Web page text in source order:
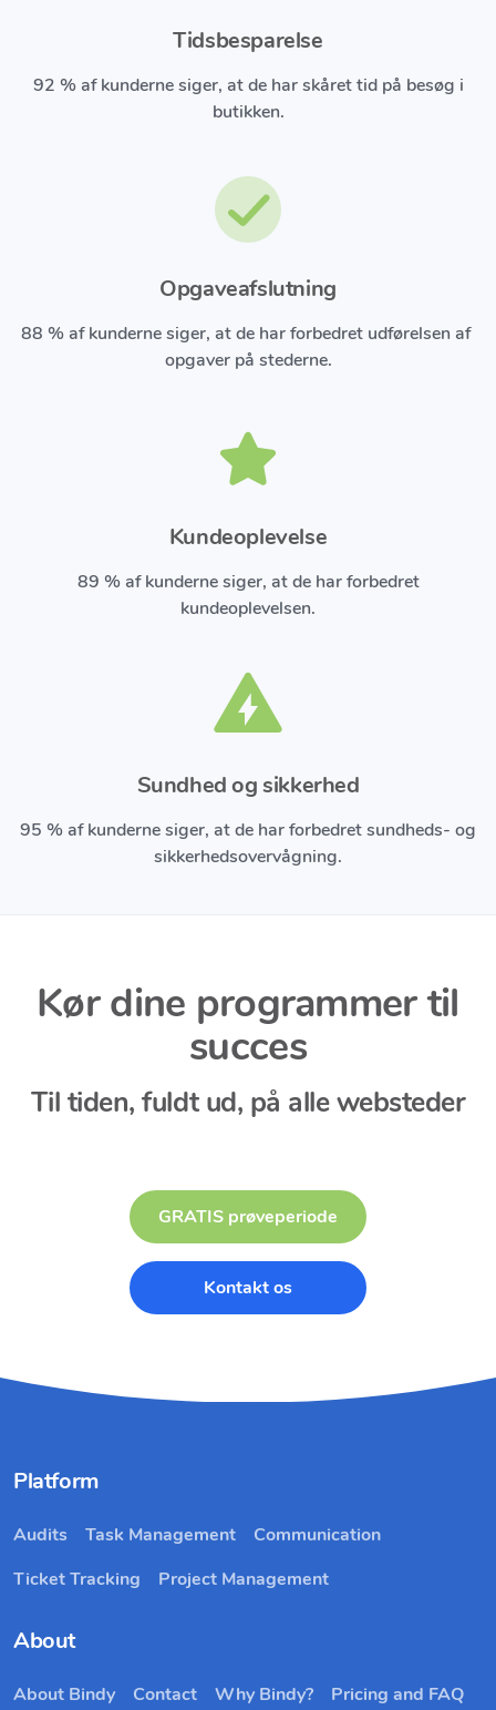
Tidsbesparelse
92 % af kunderne siger, at de har skåret tid på besøg i
butikken.
Opgaveafslutning
88 % af kunderne siger, at de har forbedret udførelsen af ​​
opgaver på stederne.
Kundeoplevelse
89 % af kunderne siger, at de har forbedret
kundeoplevelsen.
Sundhed og sikkerhed
95 % af kunderne siger, at de har forbedret sundheds- og
sikkerhedsovervågning.
Kør dine programmer til
succes
Til tiden, fuldt ud, på alle websteder
GRATIS prøveperiode
Kontakt os
Platform
Audits Task Management
Communication
Ticket Tracking
Project Management
About
About Bindy Contact Why Bindy?
Pricing and FAQ